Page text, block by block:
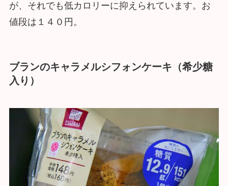
が、それでも低カロリーに抑えられています。お
値段は１４０円。
ブランのキャラメルシフォンケーキ（希少糖
入り）